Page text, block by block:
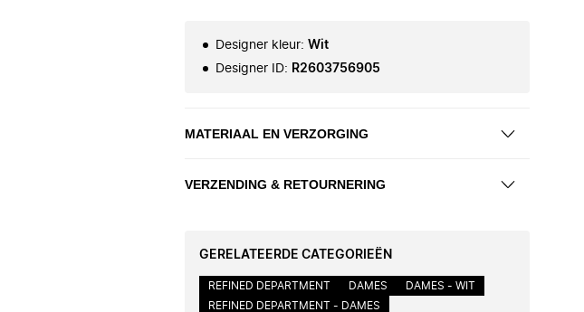
Designer kleur: Wit
Designer ID: R2603756905
MATERIAAL EN VERZORGING
VERZENDING & RETOURNERING
GERELATEERDE CATEGORIEËN
REFINED DEPARTMENT DAMES
DAMES - WIT
REFINED DEPARTMENT - DAMES